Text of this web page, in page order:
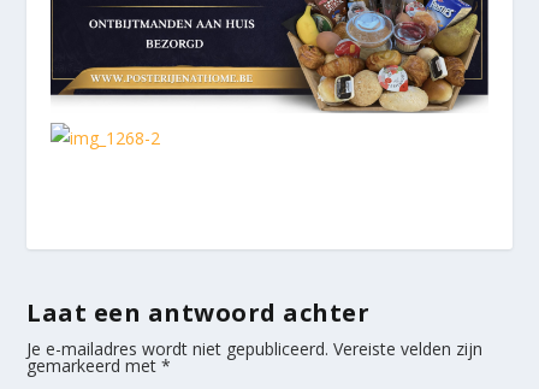
Laat een antwoord achter
Je e-mailadres wordt niet gepubliceerd. Vereiste velden zijn
gemarkeerd met*